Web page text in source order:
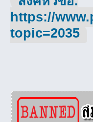
https://
topic=2035